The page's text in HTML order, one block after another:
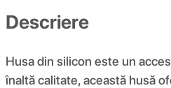
Descriere
Husa din silicon este un
înaltă calitate, această husă